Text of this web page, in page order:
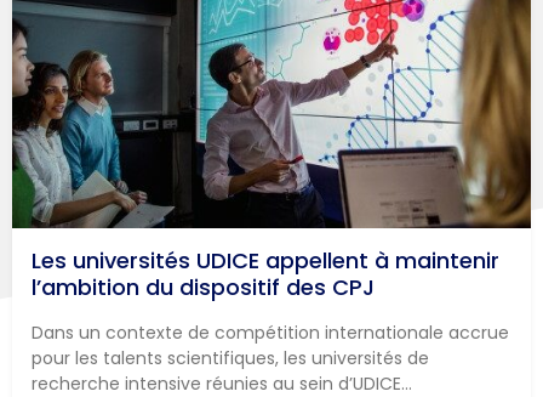
Les universités UDICE appellent à maintenir
l’ambition du dispositif des CPJ
Dans un contexte de compétition internationale accrue
pour les talents scientifiques, les universités de
recherche intensive réunies au sein d’UDICE...